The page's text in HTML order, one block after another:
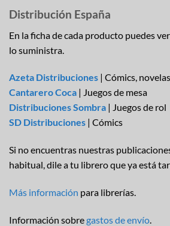
Distribución España
En la ficha de cada producto puedes
lo suministra.
Azeta Distribuciones | Cómics,
Cantarero Coca | Juegos de mesa
Distribuciones Sombra | Juegos de rol
SD Distribuciones | Cómics
Si no encuentras nuestras
habitual, dile a tu librero que ya está
Más información para librerías.
Información sobregastos de envío.